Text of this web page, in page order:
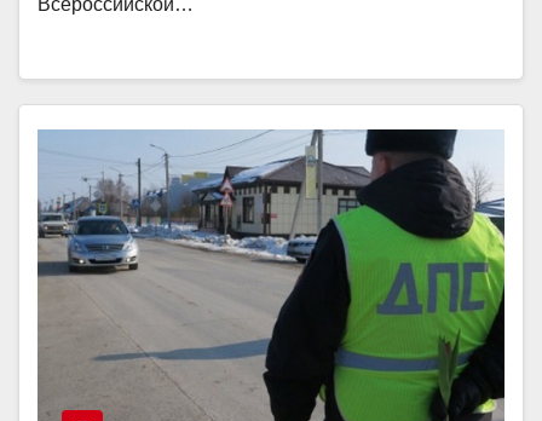
Всероссийской…